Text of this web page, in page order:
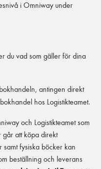
i Omniway under
du vad som gäller för dina
antingen direkt
hos Logistikteamet.
och Logistikteamet som
att köpa direkt
fysiska böcker kan
beställning och leverans